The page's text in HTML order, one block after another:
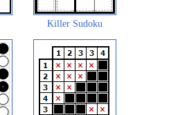
Killer Sudoku